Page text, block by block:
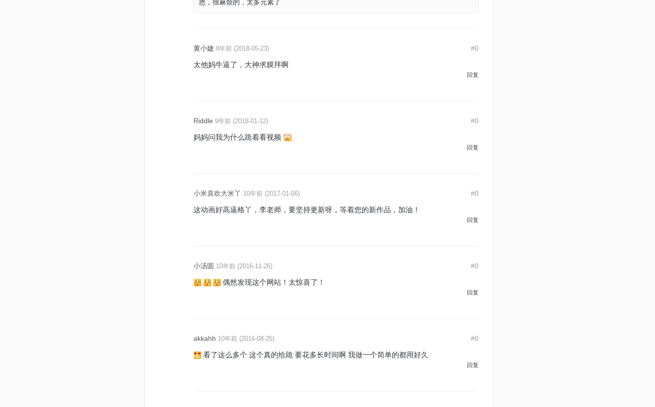
恩，很麻烦的，太多元素了
黄小婕 8年前 (2018-05-23) #0
太他妈牛逼了，大神求膜拜啊
回复
Riddle 9年前 (2018-01-12) #0
妈妈问我为什么跪着看视频
回复
小米喜欢大米丫 10年前 (2017-01-06) #0
这动画好高逼格丫，李老师，要坚持更新呀，等着您的新作品，加油！
回复
小汤圆 10年前 (2016-11-26) #0
偶然发现这个网站！太惊喜了！
回复
akkahh 10年前 (2016-08-25) #0
看了这么多个 这个真的给跪 要花多长时间啊 我做一个简单的都用好久
回复